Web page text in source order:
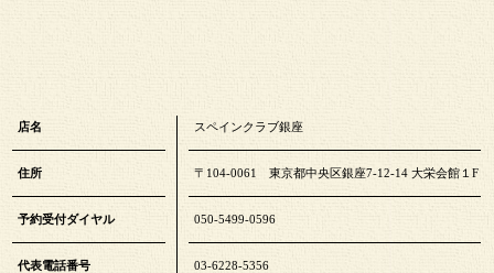
店名 スペインクラブ銀座
住所 〒104-0061 東京都中央区銀座7-12-14 大栄会館１F
予約受付ダイヤル 050-5499-0596
代表電話番号 03-6228-5356